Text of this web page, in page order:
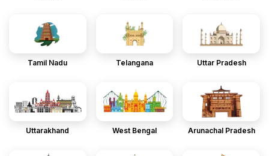
Tamil Nadu Telangana Uttar Pradesh
Uttarakhand West Bengal Arunachal Pradesh